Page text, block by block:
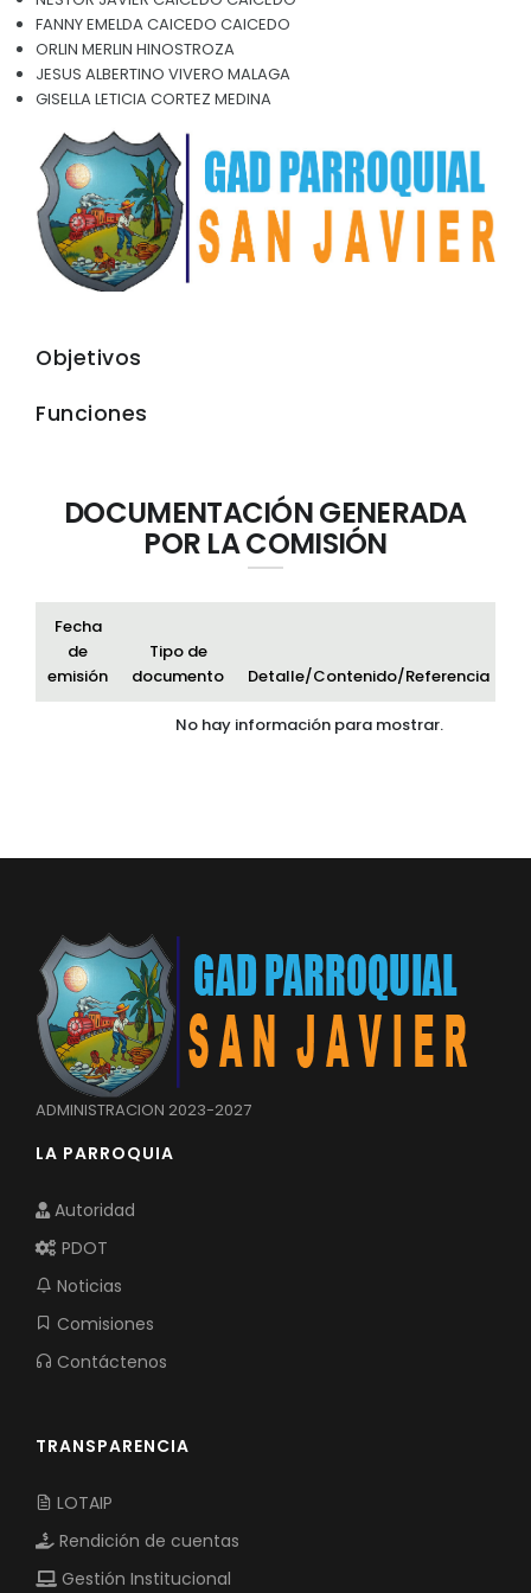
Convocatorias
GESTIÓN ADMINISTRATIVA
Plan Anual Contratación - PAC
Plan Operativo Anual - POA
Convenios Institucionales
PRESUPUESTO: EJECUCIÓN Y REPORTES
Ejecución Presupuestaria
FANNY EMELDA CAICEDO CAICEDO
ORLIN MERLIN HINOSTROZA
JESUS ALBERTINO VIVERO MALAGA
GISELLA LETICIA CORTEZ MEDINA
Objetivos
Funciones
DOCUMENTACIÓN GENERADA
POR LA COMISIÓN
Fecha
de
emisión
Tipo de
documento
Detalle/Contenido/Referencia
No hay información para mostrar.
ADMINISTRACION 2023-2027
LA PARROQUIA
Autoridad
PDOT
Noticias
Comisiones
Contáctenos
TRANSPARENCIA
LOTAIP
Rendición de cuentas
Gestión Institucional